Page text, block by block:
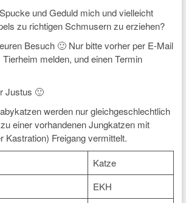
und Geduld mich und vielleicht
zu richtigen Schmusern zu erziehen?
Besuch 🙂 Nur bitte vorher per E-Mail
melden, und einen Termin
Justus 🙂
werden nur gleichgeschlechtlich
einer vorhandenen Jungkatzen mit
Kastration) Freigang vermittelt.
Katze
EKH